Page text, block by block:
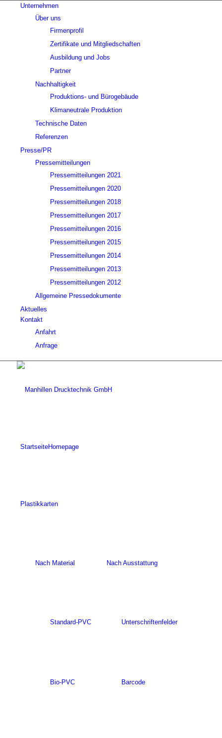
Unternehmen
Über uns
Firmenprofil
Zertifikate und Mitgliedschaften
Ausbildung und Jobs
Partner
Nachhaltigkeit
Produktions- und Bürogebäude
Klimaneutrale Produktion
Technische Daten
Referenzen
Presse/PR
Pressemitteilungen
Pressemitteilungen 2021
Pressemitteilungen 2020
Pressemitteilungen 2018
Pressemitteilungen 2017
Pressemitteilungen 2016
Pressemitteilungen 2015
Pressemitteilungen 2014
Pressemitteilungen 2013
Pressemitteilungen 2012
Allgemeine Pressedokumente
Aktuelles
Kontakt
Anfahrt
Anfrage
StartseiteHomepage
Plastikkarten
Nach Material
Standard-PVC
Bio-PVC
Nach Ausstattung
Unterschriftenfelder
Barcode